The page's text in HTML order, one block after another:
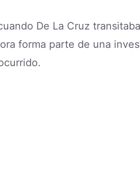
De La Cruz
forma parte de una